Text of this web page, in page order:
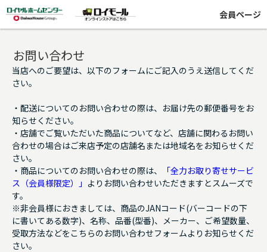
会員ページ
お問い合わせ
当店へのご要望は、以下のフォームにご記入のうえ送信してくだ
さい。
・配送についてのお問い合わせの際は、お届け先の郵便番号をお
知らせください。
・店舗でご覧いただいた商品についてなど、店舗に関わるお問い
合わせの場合はご来店予定の店舗名または地域名をお知らせくだ
さい。
・商品についてのお問い合わせの際は、
「全力お取り寄せサービ
ス（会員様限定）」 よりお問い合わせいただきますとスムーズで
す。
※非会員様におきましては、商品のJANコード(バーコードの下
に書いてある数字)、名称、品番(型番)、メーカー、ご希望数量、
受取方法などをこちらのお問い合わせフォームよりお知らせくだ
さい。